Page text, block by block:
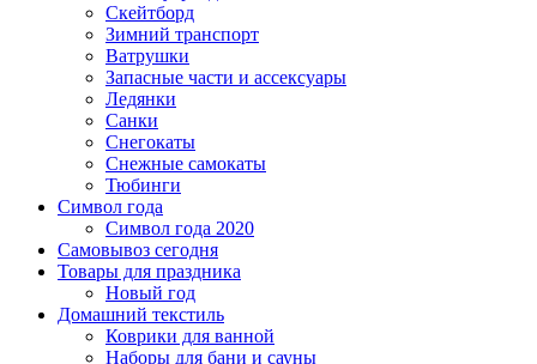
Скейтборд
Зимний транспорт
Ватрушки
Запасные части и ассексуары
Ледянки
Санки
Снегокаты
Снежные самокаты
Тюбинги
Символ года
Символ года 2020
Самовывоз сегодня
Товары для праздника
Новый год
Домашний текстиль
Коврики для ванной
Наборы для бани и сауны